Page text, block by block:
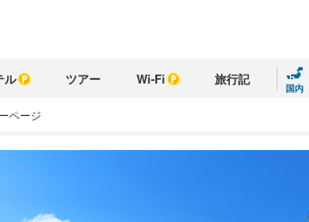
ル ツアー Wi-Fi 旅行記
国内
ページ